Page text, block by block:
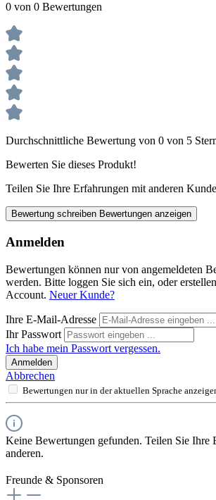
0 von 0 Bewertungen
Durchschnittliche Bewertung von 0 von 5
Bewerten Sie dieses Produkt!
Teilen Sie Ihre Erfahrungen mit anderen
Bewertung schreiben Bewertungen anzeigen
Anmelden
Bewertungen können nur von angemeldeten
werden. Bitte loggen Sie sich ein, oder
Account. Neuer Kunde?
Ihre E-Mail-Adresse
Ihr Passwort
Ich habe mein Passwort vergessen.
Anmelden
Abbrechen
Bewertungen nur in der aktuellen Sprache
Keine Bewertungen gefunden. Teilen Sie Ihre
anderen.
Freunde & Sponsoren